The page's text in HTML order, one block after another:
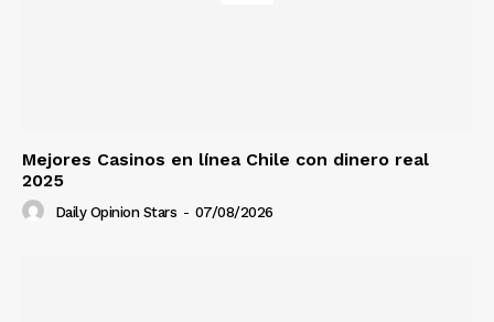
Mejores Casinos en línea Chile con dinero real
2025
Daily Opinion Stars - 07/08/2026